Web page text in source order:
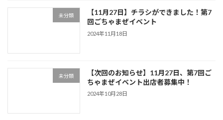
未分類
【11月27日】チラシができました！第7
回ごちゃまぜイベント
2024年11月18日
未分類
【次回のお知らせ】11月27日、第7回ご
ちゃまぜイベント出店者募集中！
2024年10月28日